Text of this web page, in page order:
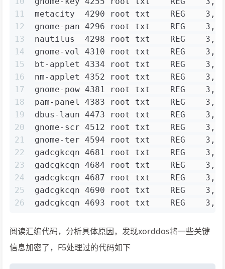
11
12
13
14
15
16
17
18
19
20
21
22
23
24
25
26
metacity  4290 root txt    REG    3,1
gnome-pan 4296 root txt    REG    3,1
nautilus  4298 root txt    REG    3,1
gnome-vol 4310 root txt    REG    3,1
bt-applet 4334 root txt    REG    3,1
nm-applet 4352 root txt    REG    3,1
gnome-pow 4381 root txt    REG    3,1
pam-panel 4383 root txt    REG    3,1
dbus-laun 4473 root txt    REG    3,1
gnome-scr 4512 root txt    REG    3,1
gnome-ter 4594 root txt    REG    3,1
gadcgkcqn 4681 root txt    REG    3,1
gadcgkcqn 4684 root txt    REG    3,1
gadcgkcqn 4687 root txt    REG    3,1
gadcgkcqn 4690 root txt    REG    3,1
gadcgkcqn 4693 root txt    REG    3,1
阅读汇编代码，分析具体原因，发现xorddos将一些关键
信息加密了，F5处理过的代码如下